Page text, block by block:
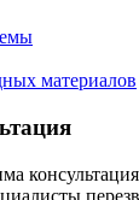
материалов